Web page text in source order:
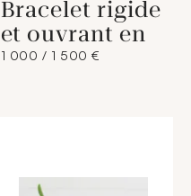
Bracelet rigide
et ouvrant en
1 000 / 1 500 €